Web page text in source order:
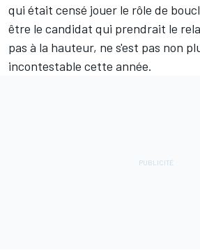
qui était censé jouer le rôle de
être le candidat qui prendrait le
pas à la hauteur, ne s'est pas non
incontestable cette année.